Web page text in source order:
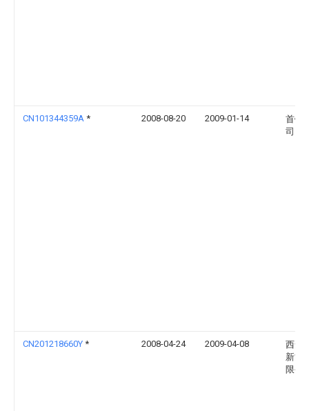
CN101344359A * 2008-08-20 2009-01-14
首钢
司
CN201218660Y * 2008-04-24 2009-04-08
西安
新能
限公